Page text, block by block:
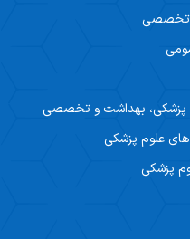
تخصصی
پزشکی، بهداشت و تخصصی
علوم پزشکی
پزشکی